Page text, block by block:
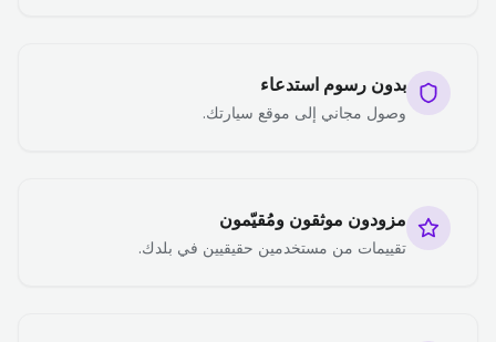
بدون رسوم استدعاء
وصول مجاني إلى موقع سيارتك.
مزودون موثقون ومُقيّمون
تقييمات من مستخدمين حقيقيين في بلدك.